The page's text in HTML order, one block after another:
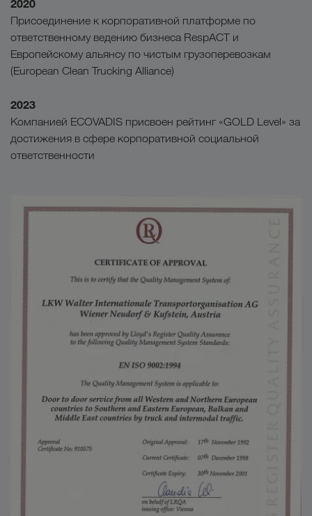
2020
Присоединение к корпоративной платформе по
ответственному ведению бизнеса RespACT и
Европейскому альянсу по чистым грузоперевозкам
(European Clean Trucking Alliance)
2023
Компанией ECOVADIS присвоен рейтинг «GOLD Level» за
достижения в сфере корпоративной социальной
ответственности